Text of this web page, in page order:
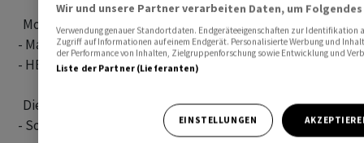
  Montag:
- Matador: Erstnotiz an SIX
- HBM: GV (14.00 Uhr)
  Dienstag:
- Sonova: GV
Wir und unsere Partner verarbeiten Daten, um
Verwendung genauer Standortdaten. Endgeräteeigenschaften zur Identifikation
Zugriff auf Informationen auf einem Endgerät. Personalisierte Werbung und
der Performance von Inhalten, Zielgruppenforschung sowie Entwicklung und
Liste der Partner (Lieferanten)
EINSTELLUNGEN